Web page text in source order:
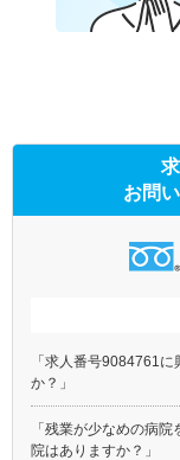
お問
「求人番号9084761
か？」
「残業が少なめの病
院はありますか？」